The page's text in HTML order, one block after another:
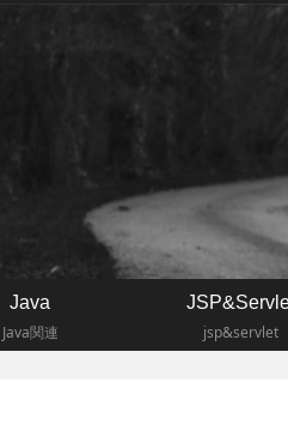
Java
Java関連
jsp&servlet